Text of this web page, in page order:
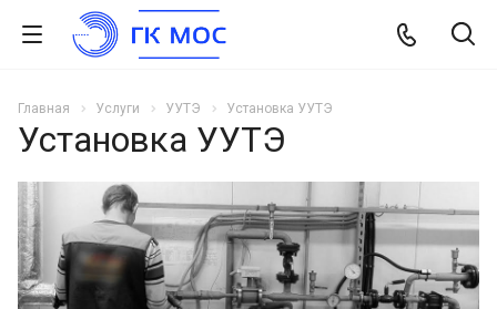
Главная Услуги УУТЭ Установка УУТЭ
Установка УУТЭ